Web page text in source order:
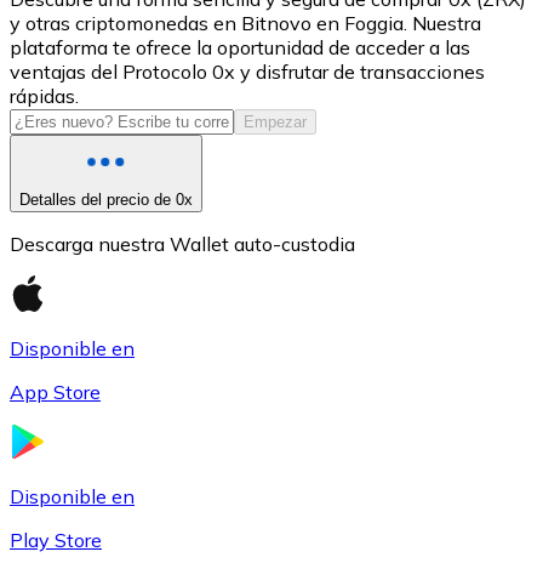
USDC
Litecoin
LTC
y otras criptomonedas en Bitnovo en Foggia. Nuestra
plataforma te ofrece la oportunidad de acceder a las
ventajas del Protocolo 0x y disfrutar de transacciones
rápidas.
Empezar
Detalles del precio de 0x
Descarga nuestra Wallet auto-custodia
Disponible en
App Store
Disponible en
Play Store